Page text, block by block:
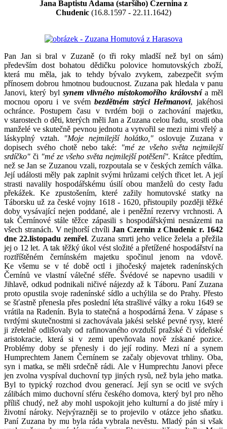
Jana Baptistu Adama (staršího) Czernina z
Chudenic (16.8.1597 - 22.11.1642)
Pan Jan si bral v Zuzaně (o tři roky mladší než byl on sám)
především dost bohatou dědičku polovice homutovských zboží,
která mu měla, jak to tehdy bývalo zvykem, zabezpečit svým
přínosem dobrou hmotnou budoucnost. Zuzana pak hledala v panu
Janovi, který byl synem vlivného místokomořího královstvía měl
mocnou oporu i ve svémbezdětném strýci Heřmanovi, jakéhosi
ochránce. Postupem času v tvrdém boji o zachování majetku,
v starostech o děti, kterých měli Jan a Zuzana celou řadu, srostli oba
manželé ve skutečně pevnou jednotu a vytvořil se mezi nimi vřelý a
láskyplný vztah. "Moje nejmilejší holátko,"oslovuje Zuzana v
dopisech svého chotě nebo také:
"mé ze všeho světa nejmilejší
srdíčko" či "mé ze všeho světa nejmilejší potěšení". Krátce předtím,
než se Jan se Zuzanou vzali, rozpoutala se v českých zemích válka.
Její události měly pak zaplnit svými hrůzami celých třicet let. A její
strasti navalily hospodářskému úsilí obou manželů do cesty řadu
překážek. Ke zpustošením, které zažily homutovské statky na
Táborsku už za české vojny 1618 - 1620, přistoupily později těžké
doby vysávající nejen poddané, ale i peněžní rezervy vrchnosti. A
tak Černínové stále těžce zápasili s hospodářskými nesnázemi na
všech stranách. V nejhorší chvíli Jan Czernin z Chudenic r. 1642
dne 22.listopadu zemřel. Zuzana smrti jeho velice želela a přežila
jej o 12 let. A tak těžký úkol vést složité a přetížené hospodářství na
roztříštěném černínském majetku spočinul jenom na vdově.
Ke všemu se v té době octl i jihočeský majetek radenínských
Černínů ve vlastní válečné sféře. Švédové se napevno usadili v
Jihlavě, odkud podnikali ničivé nájezdy až k Táboru. Paní Zuzana
proto opustila svoje radenínské sídlo a uchýlila se do Prahy. Přesto
se šťastně přenesla přes poslední léta strašlivé války a roku 1649 se
vrátila na Radenín. Byla to statečná a hospodárná žena. V zápase s
tvrdými skutečnostmi si zachovávala jakési selské pevné rysy, které
ji zřetelně odlišovaly od rafinovaného ovzduší pražské či vídeňské
aristokracie, která si v zemi upevňovala nově získané pozice.
Problémy doby se přenesly i do její rodiny. Mezi ní a synem
Humprechtem Janem Černínem se začaly objevovat trhliny. Oba,
syn i matka, se měli srdečně rádi. Ale v Humprechtu Janovi přece
jen zvolna vyspíval duchovní typ jiných rysů, než byla jeho matka.
Byl to typický rozchod dvou generací. Její syn se ocitl ve svých
zálibách mimo duchovní sféru českého domova, který byl pro něho
příliš chudý, než aby mohl uspokojit jeho kulturní a do jisté míry i
životní nároky. Nejvýrazněji se to projevilo v otázce jeho sňatku.
Paní Zuzana by mu byla ráda vybrala nevěstu. Mladý pán si však